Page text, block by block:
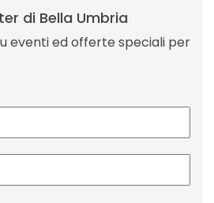
di Bella Umbria
eventi ed offerte speciali per